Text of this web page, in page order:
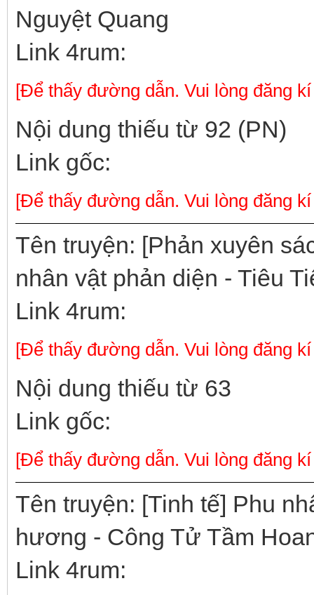
Nguyệt Quang
Link 4rum:
[Để thấy đường dẫn. Vui lòng đăng
Nội dung thiếu từ 92 (PN)
Link gốc:
[Để thấy đường dẫn. Vui lòng đăng
Tên truyện: [Phản xuyên
nhân vật phản diện - Tiêu
Link 4rum:
[Để thấy đường dẫn. Vui lòng đăng
Nội dung thiếu từ 63
Link gốc:
[Để thấy đường dẫn. Vui lòng đăng
Tên truyện: [Tinh tế] Phu
hương - Công Tử Tầm
Link 4rum: